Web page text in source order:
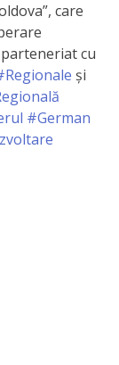
care
cu
și
#German